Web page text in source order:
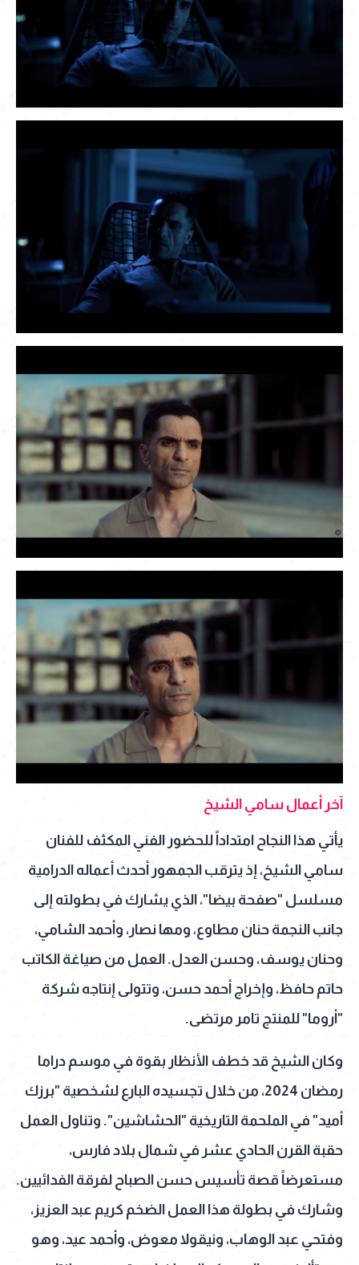
آخر أعمال سامي الشيخ
يأتي هذا النجاح امتداداً للحضور الفني المكثف للفنان
سامي الشيخ، إذ يترقب الجمهور أحدث أعماله الدرامية
مسلسل "صفحة بيضا"، الذي يشارك في بطولته إلى
جانب النجمة حنان مطاوع، ومها نصار، وأحمد الشامي،
وحنان يوسف، وحسن العدل. العمل من صياغة الكاتب
حاتم حافظ، وإخراج أحمد حسن، وتتولى إنتاجه شركة
"أروما" للمنتج تامر مرتضى.
وكان الشيخ قد خطف الأنظار بقوة في موسم دراما
رمضان 2024، من خلال تجسيده البارع لشخصية "برزك
أميد" في الملحمة التاريخية "الحشاشين". وتناول العمل
حقبة القرن الحادي عشر في شمال بلاد فارس،
مستعرضاً قصة تأسيس حسن الصباح لفرقة الفدائيين.
وشارك في بطولة هذا العمل الضخم كريم عبد العزيز،
وفتحي عبد الوهاب، ونيقولا معوض، وأحمد عيد، وهو